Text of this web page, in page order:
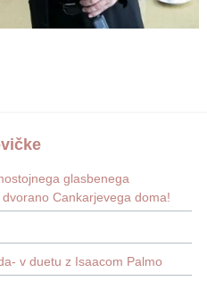
glasbenega
Cankarjevega doma!
v duetu z Isaacom Palmo